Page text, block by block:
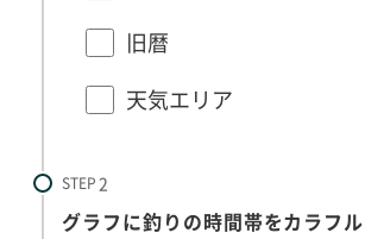
旧暦
天気エリア
STEP
グラフに釣りの時間帯をカラフ